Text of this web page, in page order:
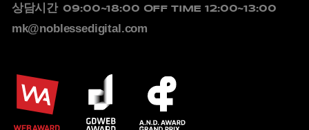
상담시간 09:00~18:00 OFF TIME 12:00~13:00
mk@noblessedigital.com